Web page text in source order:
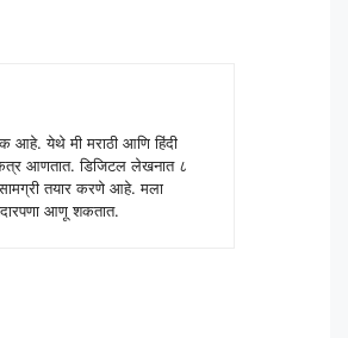
येथे मी मराठी आणि हिंदी
आणतात. डिजिटल लेखनात ८
सामग्री तयार करणे आहे. मला
आणू शकतात.